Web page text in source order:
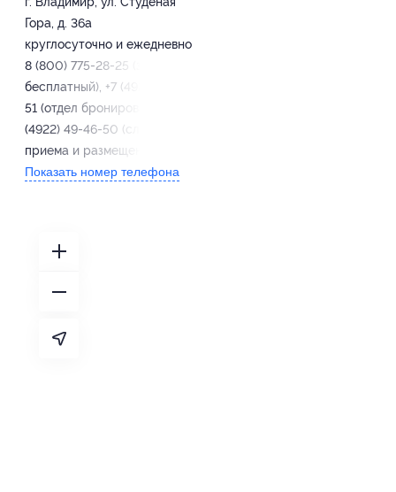
Гора, д. 36а
круглосуточно и ежедневно
8 (800) 775-28-25 (звонок
бесплатный), +7 (4922) 49-46-
51 (отдел бронирования), +7
(4922) 49-46-50 (служба
приема и размещения)
Показать номер телефона